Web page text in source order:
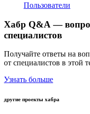
Пользователи
Хабр Q&A —
специалистов
Получайте ответы на
от специалистов в этой
Узнать больше
другие проекты хабра